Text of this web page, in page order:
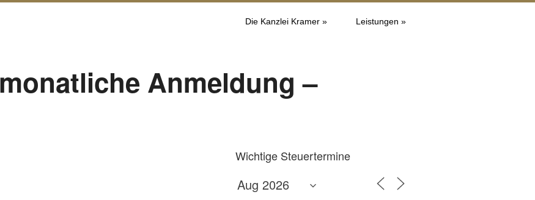
Die Kanzlei Kramer » Leistungen »
Anmeldung –
Wichtige Steuertermine